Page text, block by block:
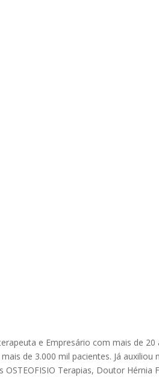
e Empresário com mais de
de 3.000 mil pacientes. Já
OSTEOFISIO Terapias, Doutor